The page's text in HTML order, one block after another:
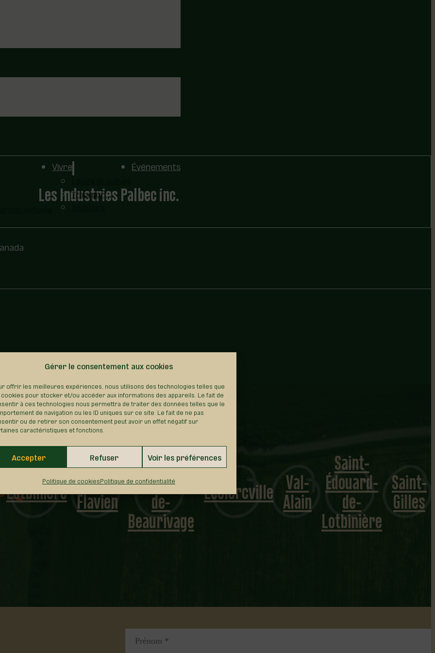
Gérer le consentement aux cookies
offrir les meilleures expériences, nous utilisons des technologies telles que
cookies pour stocker et/ou accéder aux informations des appareils. Le fait de
à ces technologies nous permettra de traiter des données telles que le
de navigation ou les ID uniques sur ce site. Le fait de ne pas
ou de retirer son consentement peut avoir un effet négatif sur
caractéristiques et fonctions.
Accepter Refuser Voir les préférences
Politique de cookiesPolitique de confidentialité
Vivre
Transport
Événements
Les Industries Palbec inc.
REVENIR AU RÉPERTOIRE
Lotbinière Saint-
Flavien
Saint-
Narcisse-
de-
Beaurivage
Leclercville Val-
Alain
Saint-
Édouard-
de-
Lotbinière
Saint-
Gilles